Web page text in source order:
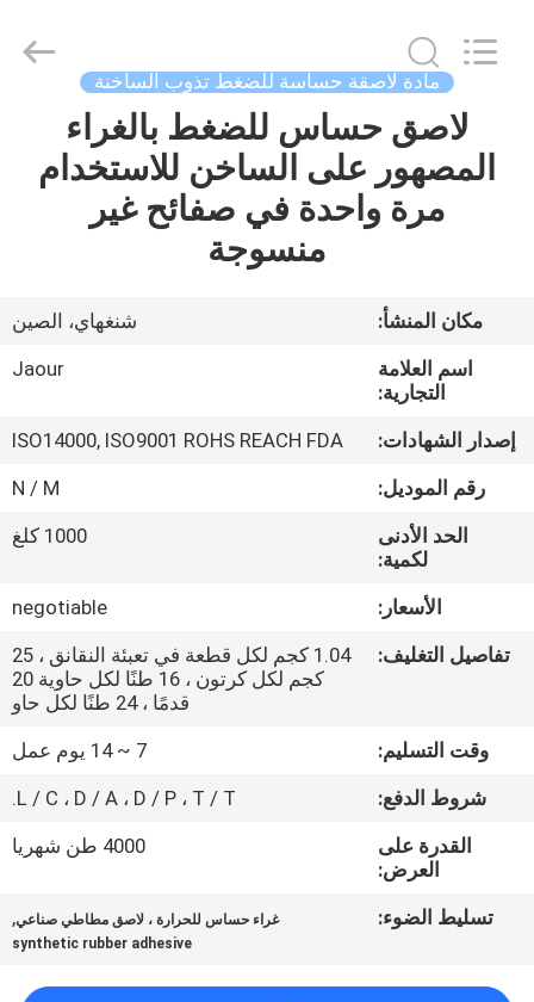
منتجات
المصنع
مراقبة
الجودة
بنا
أخبار
القضايا
اطلب
عرض
أسعار
Adhesive
Products
مادة لاصقة حساسة للضغط تذوب الساخنة
لاصق حساس للضغط بالغراء
المصهور على الساخن للاستخدام
مرة واحدة في صفائح غير
منسوجة
مكان المنشأ:
شنغهاي، الصين
اسم العلامة
التجارية:
Jaour
إصدار الشهادات:
ISO14000, ISO9001 ROHS REACH FDA
رقم الموديل:
N / M
الحد الأدنى
لكمية:
1000 كلغ
الأسعار:
negotiable
تفاصيل التغليف:
1.04 كجم لكل قطعة في تعبئة النقانق ، 25
كجم لكل كرتون ، 16 طنًا لكل حاوية 20
قدمًا ، 24 طنًا لكل حاو
وقت التسليم:
7 ~ 14 يوم عمل
شروط الدفع:
L / C ، D / A ، D / P ، T / T.
القدرة على
العرض:
4000 طن شهريا
تسليط الضوء: غراء حساس للحرارة ، لاصق مطاطي صناعي,
synthetic rubber adhesive